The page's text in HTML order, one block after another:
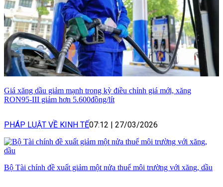
Giá xăng dầu giảm mạnh trong kỳ điều chỉnh giá mới, xăng
RON95-III giảm hơn 5.600đồng/lít
PHÁP LUẬT VỀ KINH TẾ07:12 | 27/03/2026
Bộ Tài chính đề xuất giảm một nửa thuế môi trường với xăng, dầu